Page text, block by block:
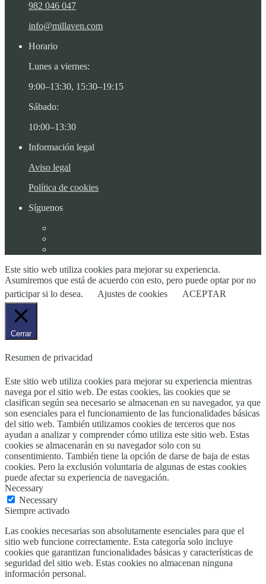
982 046 047
info@millaven.com
Horario
Lunes a viernes:
9:00–13:30, 15:30–19:15
Sábado:
10:00–13:30
Información legal
Aviso legal
Política de cookies
Síguenos
Este sitio web utiliza cookies para mejorar su experiencia.
Asumiremos que está de acuerdo con esto, pero puede optar por no
participar si lo desea.
Ajustes de cookies ACEPTAR
Cerrar
Resumen de privacidad
Este sitio web utiliza cookies para mejorar su experiencia mientras
navega por el sitio web. De estas cookies, las cookies que se
clasifican según sea necesario se almacenan en su navegador, ya que
son esenciales para el funcionamiento de las funcionalidades básicas
del sitio web. También utilizamos cookies de terceros que nos
ayudan a analizar y comprender cómo utiliza este sitio web. Estas
cookies se almacenarán en su navegador solo con su
consentimiento. También tiene la opción de darse de baja de estas
cookies. Pero la exclusión voluntaria de algunas de estas cookies
puede afectar su experiencia de navegación.
Necessary
Necessary
Siempre activado
Las cookies necesarias son absolutamente esenciales para que el
sitio web funcione correctamente. Esta categoría solo incluye
cookies que garantizan funcionalidades básicas y características de
seguridad del sitio web. Estas cookies no almacenan ninguna
información personal.